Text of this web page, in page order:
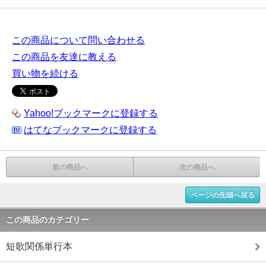
この商品について問い合わせる
この商品を友達に教える
買い物を続ける
Yahoo!ブックマークに登録する
はてなブックマークに登録する
前の商品へ 次の商品へ
ページの先頭へ戻る
この商品のカテゴリー
短歌関係単行本